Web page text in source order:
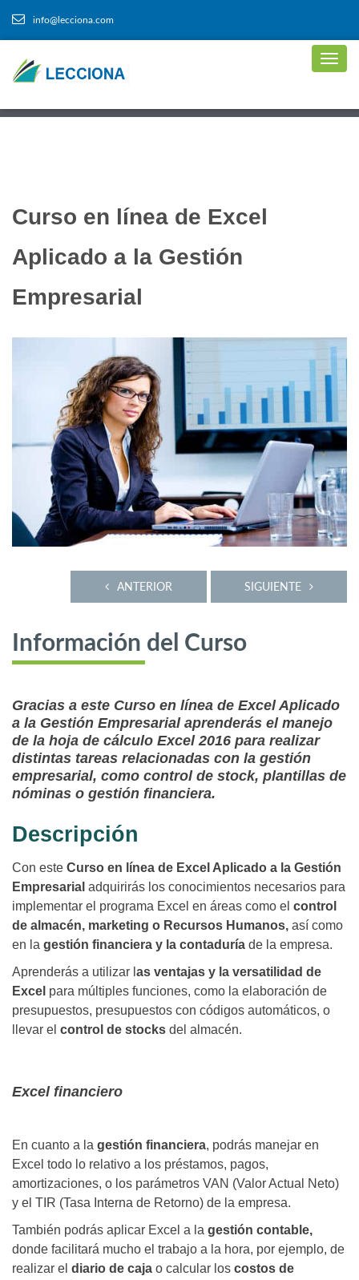
info@lecciona.com
Curso en línea de Excel
Aplicado a la Gestión
Empresarial
SIGUIENTE
ANTERIOR
Información del Curso
Gracias a este Curso en línea de Excel Aplicado
a la Gestión Empresarial aprenderás el manejo
de la hoja de cálculo Excel 2016 para realizar
distintas tareas relacionadas con la gestión
empresarial, como control de stock, plantillas de
nóminas o gestión financiera.
Descripción
Con este Curso en línea de Excel Aplicado a la Gestión
Empresarial adquirirás los conocimientos necesarios para
implementar el programa Excel en áreas como el control
de almacén, marketing o Recursos Humanos, así como
en la gestión financiera y la contaduría de la empresa.
Aprenderás a utilizar l as ventajas y la versatilidad de
Excel para múltiples funciones, como la elaboración de
presupuestos, presupuestos con códigos automáticos, o
llevar el control de stocks del almacén.
Excel financiero
En cuanto a la gestión financiera, podrás manejar en
Excel todo lo relativo a los préstamos, pagos,
amortizaciones, o los parámetros VAN (Valor Actual Neto)
y el TIR (Tasa Interna de Retorno) de la empresa.
También podrás aplicar Excel a la gestión contable,
donde facilitará mucho el trabajo a la hora, por ejemplo, de
realizar el diario de caja o calcular los costos de